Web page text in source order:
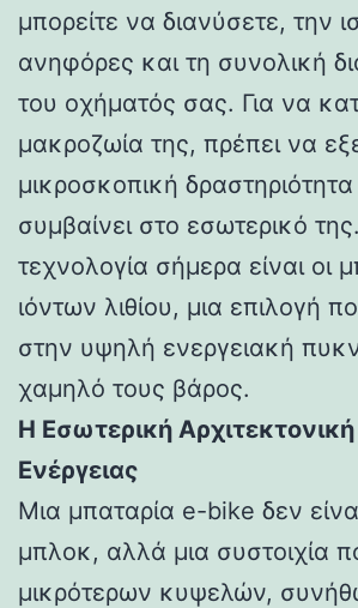
μπορείτε να διανύσετε, την
ανηφόρες και τη συνολική
του οχήματός σας. Για να
μακροζωία της, πρέπει να
μικροσκοπική
συμβαίνει στο εσωτερικό
τεχνολογία σήμερα είναι οι
ιόντων λιθίου, μια επιλογή
στην υψηλή ενεργειακή
χαμηλό τους βάρος.
Η Εσωτερική
Ενέργειας
Μια μπαταρία e-bike δεν
μπλοκ, αλλά μια συστοιχία
μικρότερων κυψελών,